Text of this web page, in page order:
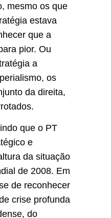
mesmo os que
estava
que a
pior. Ou
a
os
da direita,
que o PT
e
da situação
de 2008. Em
de reconhecer
crise profunda
do